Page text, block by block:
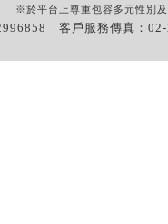
※於平台上尊重包容多元性別
客戶服務傳真：